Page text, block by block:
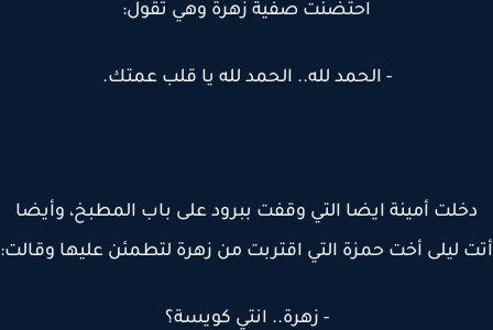
احتضنت صفية زهرة وهي تقول:
- الحمد لله.. الحمد لله يا قلب عمتك.
أمينة ايضا التي وقفت ببرود على باب المطبخ، وأيضا
ليلى أخت حمزة التي اقتربت من زهرة لتطمئن عليها وقالت:
- زهرة.. انتي كويسة؟